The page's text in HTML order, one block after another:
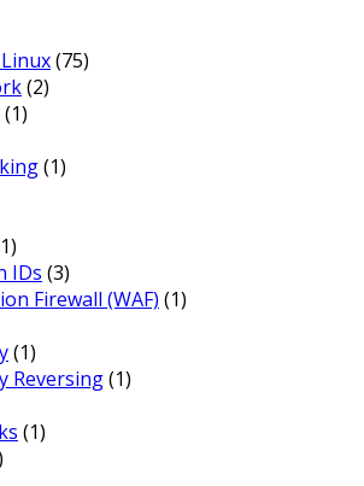
(75)
(2)
(1)
(1)
IDs (3)
Firewall (WAF) (1)
(1)
Reversing(1)
(1)